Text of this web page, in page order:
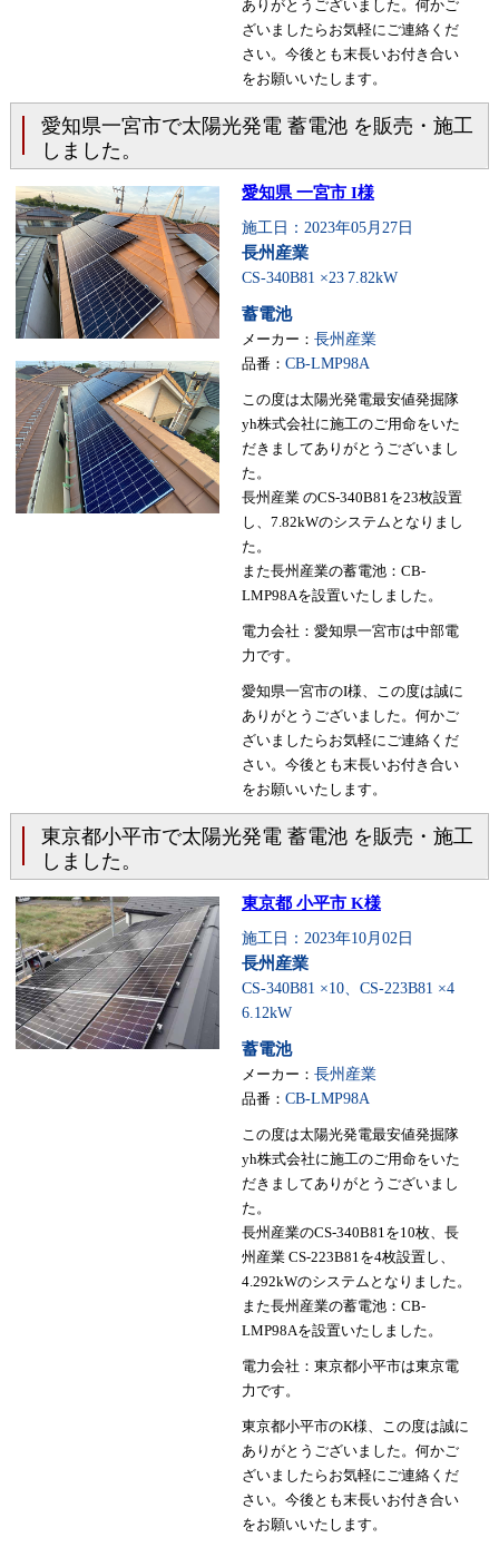
ありがとうございました。何かご
ざいましたらお気軽にご連絡くだ
さい。今後とも末長いお付き合い
をお願いいたします。
愛知県一宮市で太陽光発電 蓄電池 を販売・施工
しました。
愛知県 一宮市 I様
施工日：2023年05月27日
長州産業
CS-340B81 ×23 7.82kW
蓄電池
メーカー： 長州産業
品番： CB-LMP98A
この度は太陽光発電最安値発掘隊
yh株式会社に施工のご用命をいた
だきましてありがとうございまし
た。
長州産業 のCS-340B81を23枚設置
し、7.82kWのシステムとなりまし
た。
また長州産業の蓄電池：CB-
LMP98Aを設置いたしました。
電力会社：愛知県一宮市は中部電
力です。
愛知県一宮市のI様、この度は誠に
ありがとうございました。何かご
ざいましたらお気軽にご連絡くだ
さい。今後とも末長いお付き合い
をお願いいたします。
東京都小平市で太陽光発電 蓄電池 を販売・施工
しました。
東京都 小平市 K様
施工日：2023年10月02日
長州産業
CS-340B81 ×10、CS-223B81 ×4
6.12kW
蓄電池
メーカー： 長州産業
品番： CB-LMP98A
この度は太陽光発電最安値発掘隊
yh株式会社に施工のご用命をいた
だきましてありがとうございまし
た。
長州産業のCS-340B81を10枚、長
州産業 CS-223B81を4枚設置し、
4.292kWのシステムとなりました。
また長州産業の蓄電池：CB-
LMP98Aを設置いたしました。
電力会社：東京都小平市は東京電
力です。
東京都小平市のK様、この度は誠に
ありがとうございました。何かご
ざいましたらお気軽にご連絡くだ
さい。今後とも末長いお付き合い
をお願いいたします。